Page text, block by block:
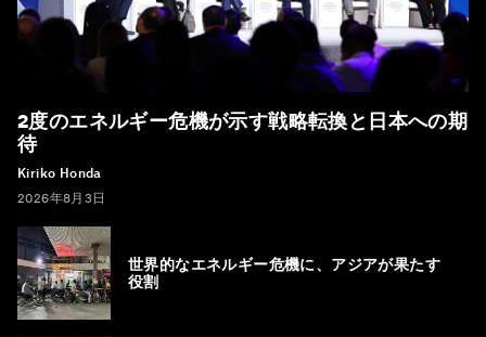
2度のエネルギー危機が示す戦略転換と日本への期
待
Kiriko Honda
2026年8月3日
世界的なエネルギー危機に、アジアが果たす
役割